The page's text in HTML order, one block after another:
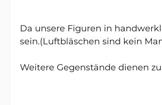
Da unsere Figuren in
sein.(Luftbläschen sind kein
Weitere Gegenstände dienen